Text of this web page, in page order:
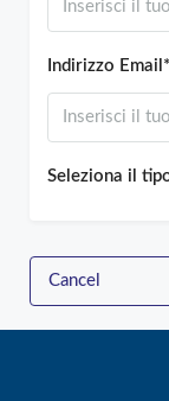
Indirizzo Email*
Seleziona il
Cancel